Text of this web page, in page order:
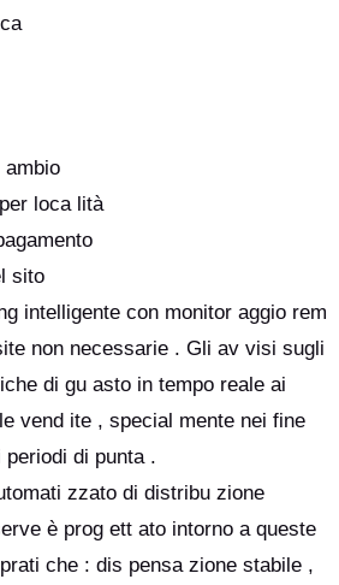
loca lità
sito
intelligente con monitor aggio rem
non necessarie . Gli av visi sugli
di gu asto in tempo reale ai
vend ite , special mente nei fine
di punta .
zzato di distribu zione
è prog ett ato intorno a queste
che : dis pensa zione stabile ,